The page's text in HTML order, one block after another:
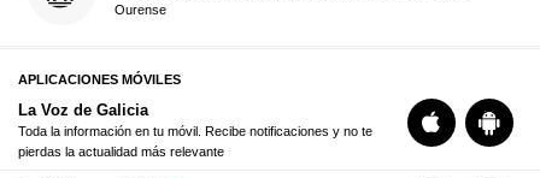
Ourense
APLICACIONES MÓVILES
La Voz de Galicia
Toda la información en tu móvil. Recibe notificaciones y no te
pierdas la actualidad más relevante